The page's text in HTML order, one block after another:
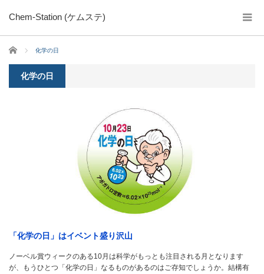
Chem-Station (ケムステ)
ホーム 化学の日
化学の日
「化学の日」はイベント盛り沢山
ノーベル賞ウィークのある10月は科学がもっとも注目される月となります
が、もうひとつ「化学の日」なるものがあるのはご存知でしょうか。結構有